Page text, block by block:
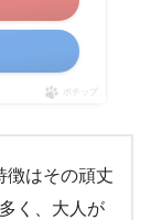
ポチップ
徴はその頑丈
く、大人が